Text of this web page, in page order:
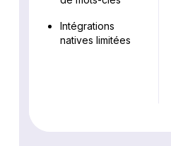
Intégrations
natives limitées